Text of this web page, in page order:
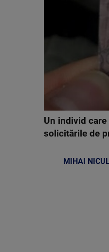
Un individ
solicitările de
MIHAI